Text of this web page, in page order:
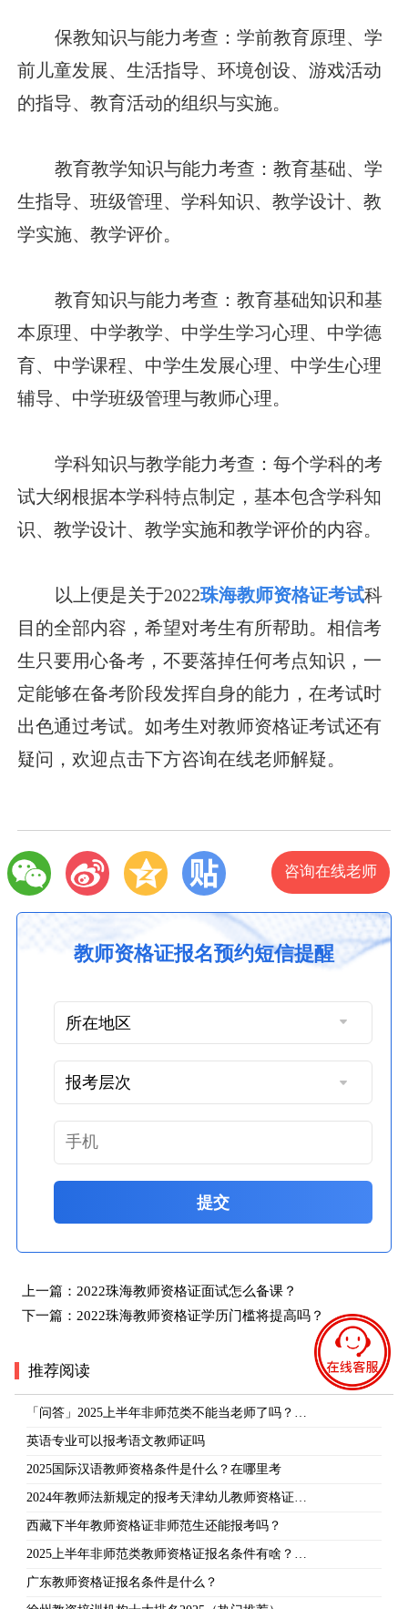
保教知识与能力考查：学前教育原理、学
前儿童发展、生活指导、环境创设、游戏活动
的指导、教育活动的组织与实施。
教育教学知识与能力考查：教育基础、学
生指导、班级管理、学科知识、教学设计、教
学实施、教学评价。
教育知识与能力考查：教育基础知识和基
本原理、中学教学、中学生学习心理、中学德
育、中学课程、中学生发展心理、中学生心理
辅导、中学班级管理与教师心理。
学科知识与教学能力考查：每个学科的考
试大纲根据本学科特点制定，基本包含学科知
识、教学设计、教学实施和教学评价的内容。
以上便是关于2022珠海教师资格证考试科
目的全部内容，希望对考生有所帮助。相信考
生只要用心备考，不要落掉任何考点知识，一
定能够在备考阶段发挥自身的能力，在考试时
出色通过考试。如考生对教师资格证考试还有
疑问，欢迎点击下方咨询在线老师解疑。
咨询在线老师
教师资格证报名预约短信提醒
提交
上一篇： 2022珠海教师资格证面试怎么备课？
下一篇： 2022珠海教师资格证学历门槛将提高吗？
推荐阅读
「问答」2025上半年非师范类不能当老师了吗？…
英语专业可以报考语文教师证吗
2025国际汉语教师资格条件是什么？在哪里考
2024年教师法新规定的报考天津幼儿教师资格证…
西藏下半年教师资格证非师范生还能报考吗？
2025上半年非师范类教师资格证报名条件有啥？…
广东教师资格证报名条件是什么？